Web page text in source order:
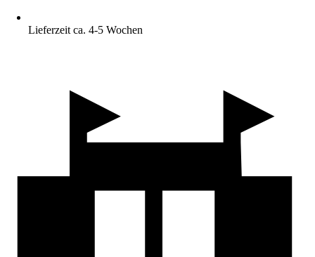
Lieferzeit ca. 4-5 Wochen